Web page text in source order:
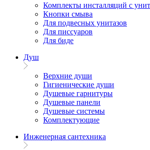
Комплекты инсталляций с
Кнопки смыва
Для подвесных унитазов
Для писсуаров
Для биде
Душ
Верхние души
Гигиенические души
Душевые гарнитуры
Душевые панели
Душевые системы
Комплектующие
Инженерная сантехника